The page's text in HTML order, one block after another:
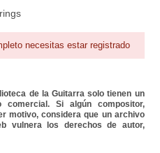
necesitas estar registrado
de la Guitarra solo tienen un
Si algún compositor,
motivo, considera que un archivo
vulnera los derechos de autor,